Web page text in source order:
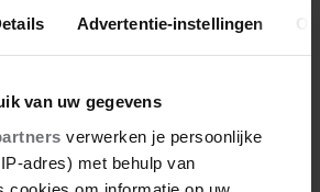
Advertentie-instellingen
van uw gegevens
verwerken je persoonlijke
adres) met behulp van